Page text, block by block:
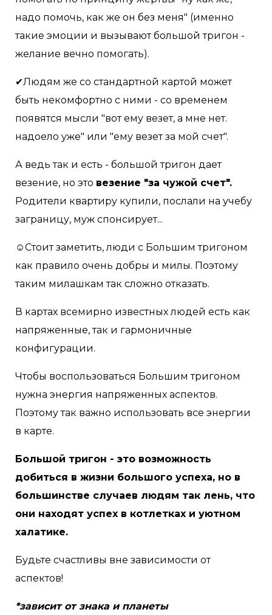
надо помочь, как же он без меня" (именно
такие эмоции и вызывают большой тригон -
желание вечно помогать).
✔Людям же со стандартной картой может
быть некомфортно с ними - со временем
появятся мысли "вот ему везет, а мне нет.
надоело уже" или "ему везет за мой счет".
А ведь так и есть - большой тригон дает
везение, но это везение "за чужой счет".
Родители квартиру купили, послали на учебу
заграницу, муж спонсирует...
☺Стоит заметить, люди с Большим тригоном
как правило очень добры и милы. Поэтому
таким милашкам так сложно отказать.
В картах всемирно известных людей есть как
напряженные, так и гармоничные
конфигурации.
Чтобы воспользоваться Большим тригоном
нужна энергия напряженных аспектов.
Поэтому так важно использовать все энергии
в карте.
Большой тригон - это возможность
добиться в жизни большого успеха, но в
большинстве случаев людям так лень, что
они находят успех в котлетках и уютном
халатике.
Будьте счастливы вне зависимости от
аспектов!
*зависит от знака и планеты